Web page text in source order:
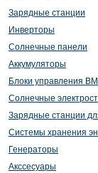
Зарядные станции
Инверторы
Солнечные панели
Аккумуляторы
Блоки управления
Солнечные
Зарядные станции
Системы хранения
Генераторы
Акссесуары